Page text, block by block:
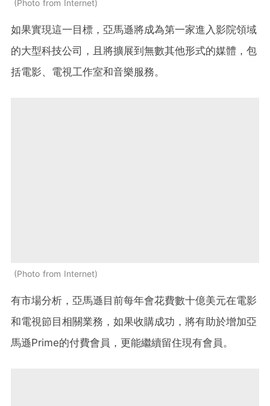
Photo from Internet
如果實現這一目標，亞馬遜將成為第一家進入影院領域
的大型科技公司，且將擴展到無數其他形式的媒體，包
括電影、電視工作室和音樂服務。
Photo from Internet
有市場分析，亞馬遜目前每年會花費數十億美元在電影
和電視節目相關業務，如果收購成功，將有助於增加亞
馬遜Prime的付費會員，更能繼續留住現有會員。